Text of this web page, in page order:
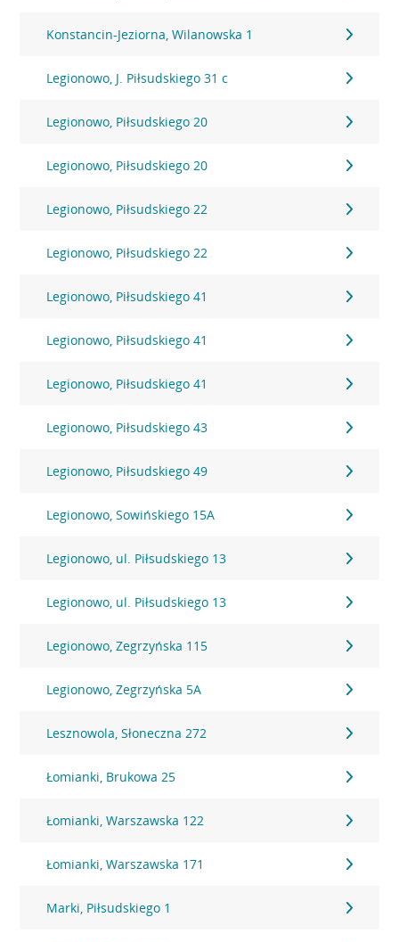
Konstancin-Jeziorna, Wilanowska 1
Legionowo, J. Piłsudskiego 31 c
Legionowo, Piłsudskiego 20
Legionowo, Piłsudskiego 20
Legionowo, Piłsudskiego 22
Legionowo, Piłsudskiego 22
Legionowo, Piłsudskiego 41
Legionowo, Piłsudskiego 41
Legionowo, Piłsudskiego 41
Legionowo, Piłsudskiego 43
Legionowo, Piłsudskiego 49
Legionowo, Sowińskiego 15A
Legionowo, ul. Piłsudskiego 13
Legionowo, ul. Piłsudskiego 13
Legionowo, Zegrzyńska 115
Legionowo, Zegrzyńska 5A
Lesznowola, Słoneczna 272
Łomianki, Brukowa 25
Łomianki, Warszawska 122
Łomianki, Warszawska 171
Marki, Piłsudskiego 1